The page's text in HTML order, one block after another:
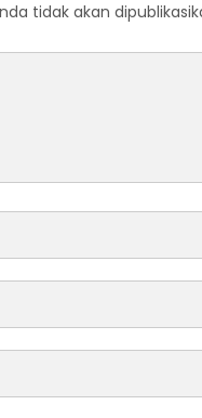
tidak akan